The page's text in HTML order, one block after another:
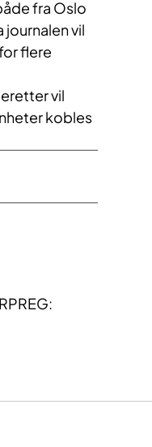
fra Oslo
journalen vil
flere
vil
kobles